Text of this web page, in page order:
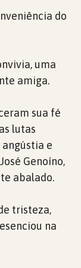
do
uma
amiga.
sua fé
lutas
e
Genoíno,
abalado.
tristeza,
na